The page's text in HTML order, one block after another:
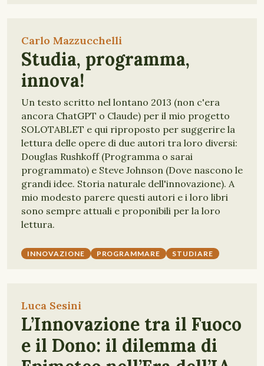
Carlo Mazzucchelli
Studia, programma,
innova!
Un testo scritto nel lontano 2013 (non c'era
ancora ChatGPT o Claude) per il mio progetto
SOLOTABLET e qui riproposto per suggerire la
lettura delle opere di due autori tra loro diversi:
Douglas Rushkoff (Programma o sarai
programmato) e Steve Johnson (Dove nascono le
grandi idee. Storia naturale dell'innovazione). A
mio modesto parere questi autori e i loro libri
sono sempre attuali e proponibili per la loro
lettura.
INNOVAZIONE PROGRAMMARE STUDIARE
Luca Sesini
L’Innovazione tra il Fuoco
e il Dono: il dilemma di